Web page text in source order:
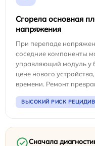
Сгорела основная
напряжения
При перепаде
соседние компоненты
управляющий модуль у
цене нового
времени. Ремонт
ВЫСОКИЙ РИСК
Сначала